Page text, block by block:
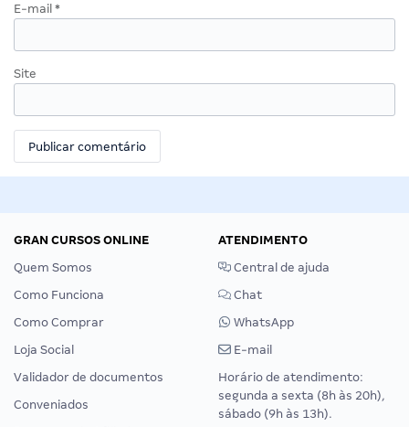
E-mail *
Site
GRAN CURSOS ONLINE
Quem Somos
Como Funciona
Como Comprar
Loja Social
Validador de documentos
Conveniados
ATENDIMENTO
Central de ajuda
Chat
WhatsApp
E-mail
Horário de atendimento:
segunda a sexta (8h às 20h),
sábado (9h às 13h).